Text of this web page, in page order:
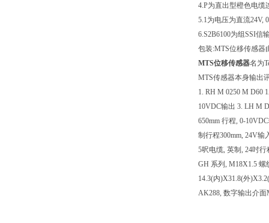
4.P为直出型橙色电缆
5.1为电压为直流24V,
6.S2B6100为组SSI信
包装:MTS位移传感器
MTS位移传感器名为
MTS传感器本身输出
1. RH M 0250 M D60
10VDC输出 3. LH M
650mm 行程, 0-
制行程300mm, 24V输
5呎电缆, 英制, 24吋行
GH 系列, M18X1.5 螺
14.3(内)X31.8(外
AK288, 数字输出介